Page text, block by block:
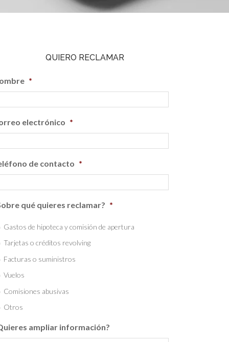
QUIERO RECLAMAR
*
electrónico *
de contacto *
qué quieres reclamar? *
Gastos de hipoteca y comisión de apertura
Tarjetas o créditos revolving
Facturas o suministros
Vuelos
Comisiones abusivas
Otros
ampliar información?